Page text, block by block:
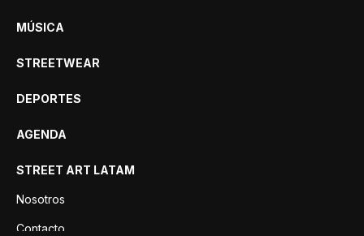
MÚSICA
STREETWEAR
DEPORTES
AGENDA
STREET ART LATAM
Nosotros
Contacto